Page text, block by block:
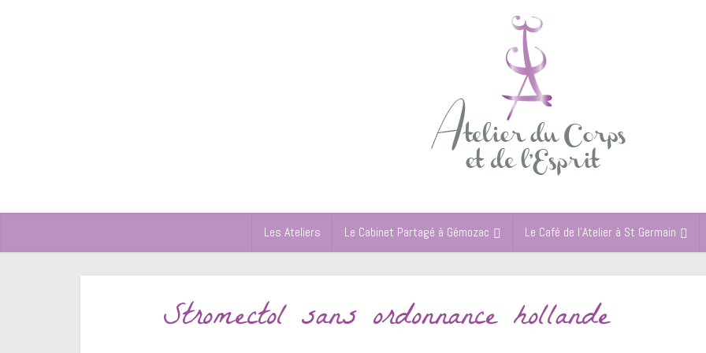
Les Ateliers Le Cabinet Partagé à Gémozac Le Café de l’Atelier à St Germain
Stromectol sans ordonnance hollande